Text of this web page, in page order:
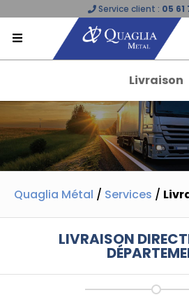
Service client : 05 61
Livraison
Quaglia Métal / Services /
LIVRAISON